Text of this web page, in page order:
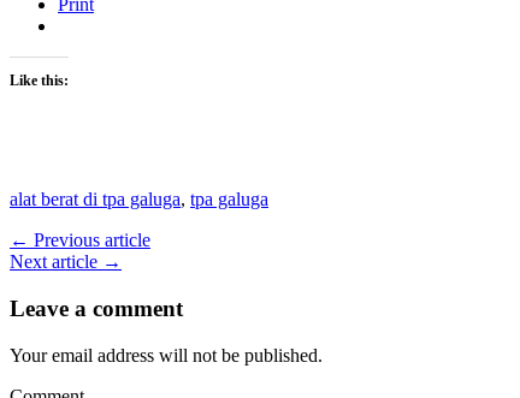
Print
Like this:
alat berat di tpa galuga, tpa galuga
← Previous article
Next article →
Leave a comment
Your email address will not be published.